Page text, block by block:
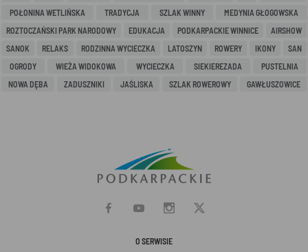
POŁONINA WETLIŃSKA
TRADYCJA SZLAK WINNY
MEDYNIA GŁOGOWSKA
ROZTOCZAŃSKI PARK NARODOWY
EDUKACJA PODKARPACKIE WINNICE
AIRSHOW
SANOK
RELAKS RODZINNA WYCIECZKA LATOSZYN ROWERY IKONY
SAN
OGRODY
WIEŻA WIDOKOWA WYCIECZKA SIEKIEREZADA
PUSTELNIA
NOWA DĘBA
ZADUSZNIKI JAŚLISKA SZLAK ROWEROWY GAWŁUSZOWICE
O SERWISIE